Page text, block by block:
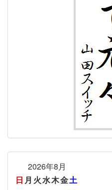
2026年8月
日 月 火水木金土